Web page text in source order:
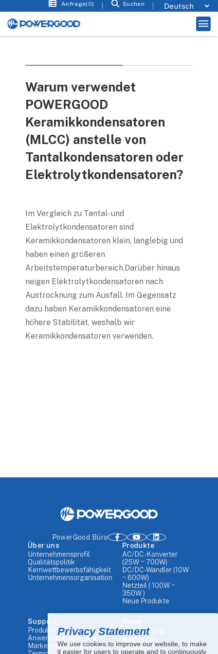
Anfrage(0) Suchen
Warum verwendet
POWERGOOD
Keramikkondensatoren
(MLCC) anstelle von
Tantalkondensatoren oder
Elektrolytkondensatoren?
Im Vergleich zu Tantal- und
Elektrolytkondensatoren sind
Keramikkondensatoren klein, langlebig und
haben einen größeren
Arbeitstemperaturbereich.Darüber hinaus
neigen Elektrolytkondensatoren nach
Austrocknung zum Ausfall. Im Gegensatz
dazu haben Keramikkondensatoren eine
höhere Stabilität, weshalb wir
Keramikkondensatoren verwenden.
Privacy Statement
We use cookies to improve our website, to make
it easier for users to operate and to continuously
PowerGood Büro
Über uns
Unternehmensprofil
Qualitätspolitik
Kernwettbewerbsfähigkeit
Unternehmensorganisation
Produkte
AC/DC-Konverter
(25W ~ 700W)
DC/DC-Wandler (10W
~ 600W)
Netzteil ( 100W ~
350W )
Neue Produkte
Support
Produktliteratur
Anwendungshinweise
Marketinghandbuch
Anwendung
Kontakt